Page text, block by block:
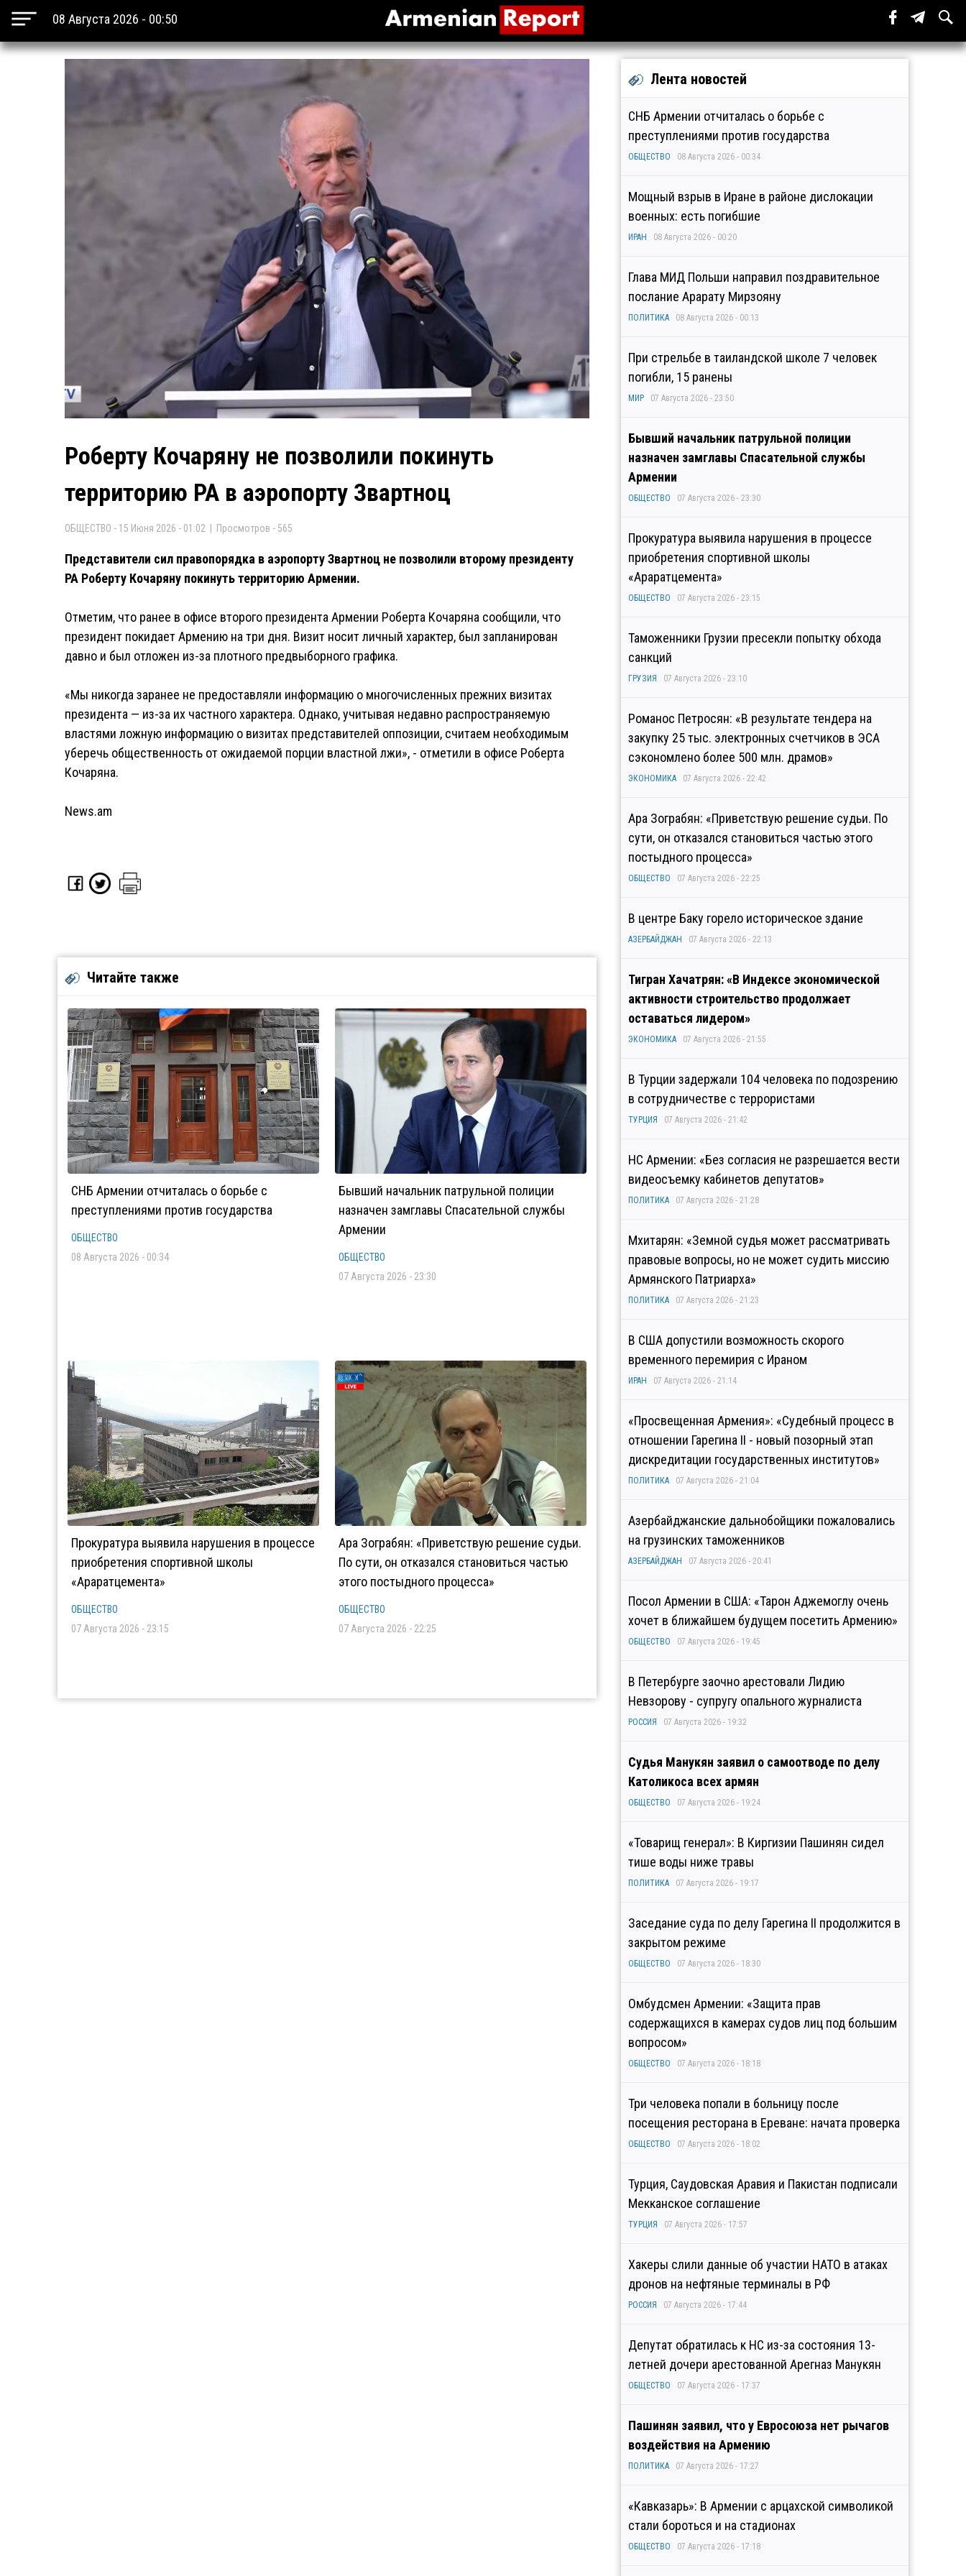
08 Августа 2026 - 00:50
Роберту Кочаряну не позволили покинуть
территорию РА в аэропорту Звартноц
ОБЩЕСТВО - 15 Июня 2026 - 01:02 | Просмотров - 565
Представители сил правопорядка в аэропорту Звартноц не позволили второму президенту
РА Роберту Кочаряну покинуть территорию Армении.
Отметим, что ранее в офисе второго президента Армении Роберта Кочаряна сообщили, что
президент покидает Армению на три дня. Визит носит личный характер, был запланирован
давно и был отложен из-за плотного предвыборного графика.
«Мы никогда заранее не предоставляли информацию о многочисленных прежних визитах
президента — из-за их частного характера. Однако, учитывая недавно распространяемую
властями ложную информацию о визитах представителей оппозиции, считаем необходимым
уберечь общественность от ожидаемой порции властной лжи», - отметили в офисе Роберта
Кочаряна.
News.am
Читайте также
СНБ Армении отчиталась о борьбе с
преступлениями против государства
ОБЩЕСТВО
08 Августа 2026 - 00:34
Бывший начальник патрульной полиции
назначен замглавы Спасательной службы
Армении
ОБЩЕСТВО
07 Августа 2026 - 23:30
Прокуратура выявила нарушения в процессе
приобретения спортивной школы
«Араратцемента»
ОБЩЕСТВО
07 Августа 2026 - 23:15
Ара Зограбян: «Приветствую решение судьи.
По сути, он отказался становиться частью
этого постыдного процесса»
ОБЩЕСТВО
07 Августа 2026 - 22:25
Лента новостей
СНБ Армении отчиталась о борьбе с
преступлениями против государства
ОБЩЕСТВО 08 Августа 2026 - 00:34
Мощный взрыв в Иране в районе дислокации
военных: есть погибшие
ИРАН 08 Августа 2026 - 00:20
Глава МИД Польши направил поздравительное
послание Арарату Мирзояну
ПОЛИТИКА 08 Августа 2026 - 00:13
При стрельбе в таиландской школе 7 человек
погибли, 15 ранены
МИР 07 Августа 2026 - 23:50
Бывший начальник патрульной полиции
назначен замглавы Спасательной службы
Армении
ОБЩЕСТВО 07 Августа 2026 - 23:30
Прокуратура выявила нарушения в процессе
приобретения спортивной школы
«Араратцемента»
ОБЩЕСТВО 07 Августа 2026 - 23:15
Таможенники Грузии пресекли попытку обхода
санкций
ГРУЗИЯ 07 Августа 2026 - 23:10
Романос Петросян: «В результате тендера на
закупку 25 тыс. электронных счетчиков в ЭСА
сэкономлено более 500 млн. драмов»
ЭКОНОМИКА 07 Августа 2026 - 22:42
Ара Зограбян: «Приветствую решение судьи. По
сути, он отказался становиться частью этого
постыдного процесса»
ОБЩЕСТВО 07 Августа 2026 - 22:25
В центре Баку горело историческое здание
АЗЕРБАЙДЖАН 07 Августа 2026 - 22:13
Тигран Хачатрян: «В Индексе экономической
активности строительство продолжает
оставаться лидером»
ЭКОНОМИКА 07 Августа 2026 - 21:55
В Турции задержали 104 человека по подозрению
в сотрудничестве с террористами
ТУРЦИЯ 07 Августа 2026 - 21:42
НС Армении: «Без согласия не разрешается вести
видеосъемку кабинетов депутатов»
ПОЛИТИКА 07 Августа 2026 - 21:28
Мхитарян: «Земной судья может рассматривать
правовые вопросы, но не может судить миссию
Армянского Патриарха»
ПОЛИТИКА 07 Августа 2026 - 21:23
В США допустили возможность скорого
временного перемирия с Ираном
ИРАН 07 Августа 2026 - 21:14
«Просвещенная Армения»: «Судебный процесс в
отношении Гарегина II - новый позорный этап
дискредитации государственных институтов»
ПОЛИТИКА 07 Августа 2026 - 21:04
Азербайджанские дальнобойщики пожаловались
на грузинских таможенников
АЗЕРБАЙДЖАН 07 Августа 2026 - 20:41
Посол Армении в США: «Тарон Аджемоглу очень
хочет в ближайшем будущем посетить Армению»
ОБЩЕСТВО 07 Августа 2026 - 19:45
В Петербурге заочно арестовали Лидию
Невзорову - супругу опального журналиста
РОССИЯ 07 Августа 2026 - 19:32
Судья Манукян заявил о самоотводе по делу
Католикоса всех армян
ОБЩЕСТВО 07 Августа 2026 - 19:24
«Товарищ генерал»: В Киргизии Пашинян сидел
тише воды ниже травы
ПОЛИТИКА 07 Августа 2026 - 19:17
Заседание суда по делу Гарегина II продолжится в
закрытом режиме
ОБЩЕСТВО 07 Августа 2026 - 18:30
Омбудсмен Армении: «Защита прав
содержащихся в камерах судов лиц под большим
вопросом»
ОБЩЕСТВО 07 Августа 2026 - 18:18
Три человека попали в больницу после
посещения ресторана в Ереване: начата проверка
ОБЩЕСТВО 07 Августа 2026 - 18:02
Турция, Саудовская Аравия и Пакистан подписали
Мекканское соглашение
ТУРЦИЯ 07 Августа 2026 - 17:57
Хакеры слили данные об участии НАТО в атаках
дронов на нефтяные терминалы в РФ
РОССИЯ 07 Августа 2026 - 17:44
Депутат обратилась к НС из-за состояния 13-
летней дочери арестованной Арегназ Манукян
ОБЩЕСТВО 07 Августа 2026 - 17:37
Пашинян заявил, что у Евросоюза нет рычагов
воздействия на Армению
ПОЛИТИКА 07 Августа 2026 - 17:27
«Кавказарь»: В Армении с арцахской символикой
стали бороться и на стадионах
ОБЩЕСТВО 07 Августа 2026 - 17:18